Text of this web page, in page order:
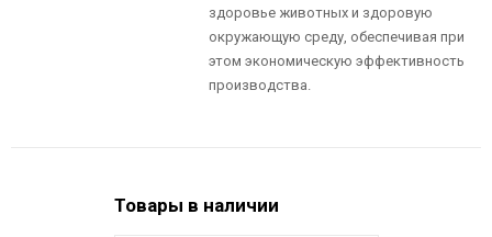
здоровье животных и здоровую
окружающую среду, обеспечивая при
этом экономическую эффективность
производства.
Товары в наличии